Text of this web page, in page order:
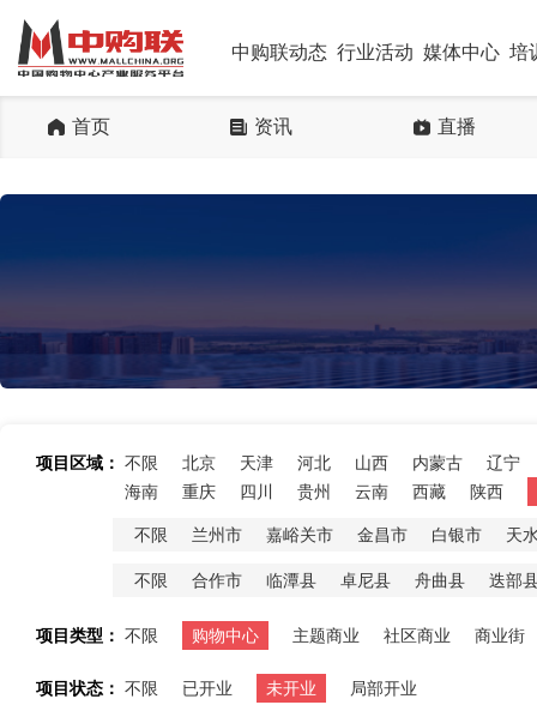
中购联动态 行业活动 媒体中心 培
首页 资讯 直播
项目区域： 不限 北京 天津 河北 山西 内蒙古
辽宁
海南
重庆 四川 贵州 云南 西藏 陕西
不限 兰州市 嘉峪关市 金昌市 白银市 天
不限 合作市 临潭县 卓尼县 舟曲县 迭部
项目类型： 不限 购物中心 主题商业 社区商业 商业街
项目状态： 不限 已开业 未开业 局部开业